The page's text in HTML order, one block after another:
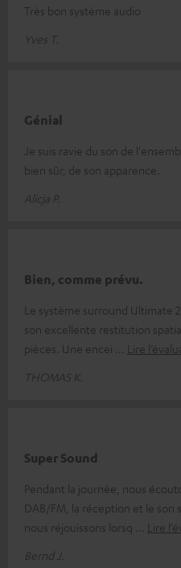
Très bon système audio
Yves T.
Génial
Je suis ravie du son de
bien sûr, de son apparence.
Alicja P.
Bien, comme prévu.
Le système surround Ultimate
son excellente restitution
pièces. Une encei
Lire
THOMAS K.
Super Sound
Pendant la journée, nous
DAB/FM, la réception et le son
nous réjouissons lorsq
Lire
Bernd J.